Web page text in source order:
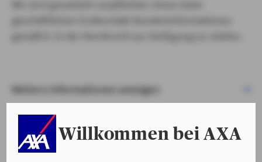
Willkommen bei AXA
Weitere Informationen anzeigen